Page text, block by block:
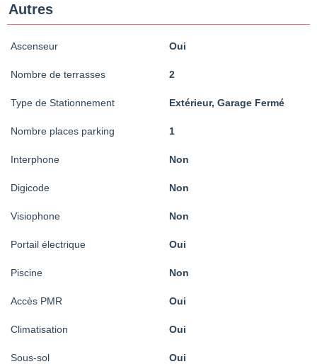
Autres
Ascenseur Oui
Nombre de terrasses 2
Type de Stationnement Extérieur, Garage Fermé
Nombre places parking 1
Interphone Non
Digicode Non
Visiophone Non
Portail électrique Oui
Piscine Non
Accès PMR Oui
Climatisation Oui
Sous-sol Oui